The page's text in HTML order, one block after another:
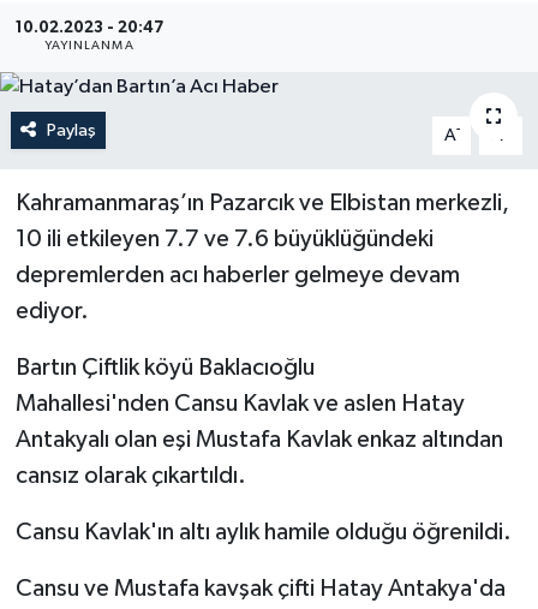
10.02.2023 - 20:47
YAYINLANMA
Paylaş A-
Kahramanmaraş’ın Pazarcık ve Elbistan merkezli,
10 ili etkileyen 7.7 ve 7.6 büyüklüğündeki
depremlerden acı haberler gelmeye devam
ediyor.
Bartın Çiftlik köyü Baklacıoğlu
Mahallesi'nden Cansu Kavlak ve aslen Hatay
Antakyalı olan eşi Mustafa Kavlak enkaz altından
cansız olarak çıkartıldı.
Cansu Kavlak'ın altı aylık hamile olduğu öğrenildi.
Cansu ve Mustafa kavşak çifti Hatay Antakya'da
Medya
Sivil Toplum
Siyaset
Tarım
Turizm
Yaşam
Yerel Yönetimler